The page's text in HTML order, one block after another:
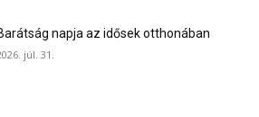
napja az idősek otthonában
júl. 31.